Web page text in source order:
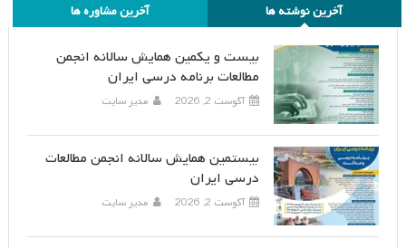
آخرین نوشته ها آخرین مشاوره ها
بیست و یکمین همایش سالانه انجمن
مطالعات برنامه درسی ایران
آگوست 2, 2026 مدیر سایت
بیستمین همایش سالانه انجمن مطالعات
درسی ایران
آگوست 2, 2026 مدیر سایت